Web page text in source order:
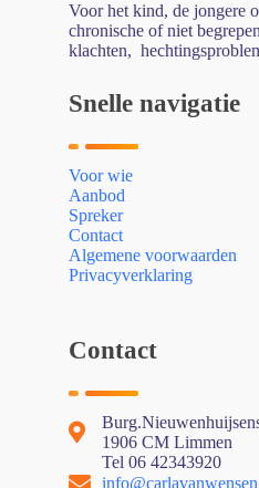
Voor het kind, de jongere
chronische of niet
klachten,
Snelle navigatie
Voor wie
Aanbod
Spreker
Contact
Algemene voorwaarden
Privacyverklaring
Contact
1906 CM Limmen
Tel 06 42343920